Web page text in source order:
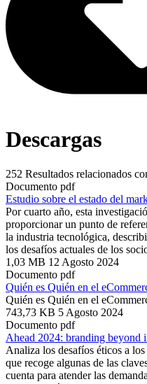
Descargas
252 Resultados relacionados
Documento pdf
Estudio sobre el estado del
Por cuarto año, esta
proporcionar un punto de
la industria tecnológica,
los desafíos actuales de los
1,03 MB 12 Agosto 2024
Documento pdf
Quién es Quién en el
Quién es Quién en el
743,73 KB 5 Agosto 2024
Documento pdf
Ahead 2024: branding beyond
Analiza los desafíos éticos a
que recoge algunas de las
cuenta para atender las